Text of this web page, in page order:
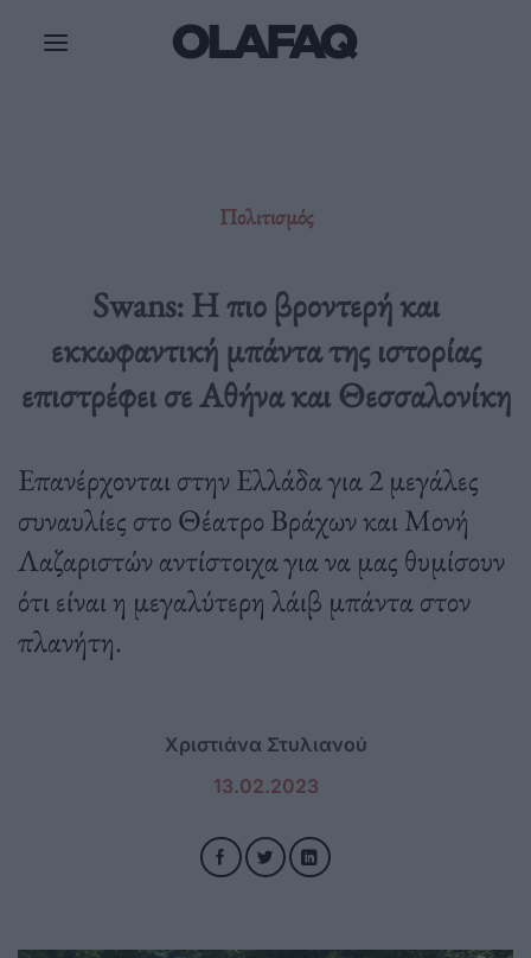
Πολιτισμός
Swans: Η πιο βροντερή και
εκκωφαντική μπάντα της ιστορίας
επιστρέφει σε Αθήνα και Θεσσαλονίκη
Eπανέρχονται στην Ελλάδα για 2 μεγάλες
συναυλίες στο Θέατρο Βράχων και Μονή
Λαζαριστών αντίστοιχα για να μας θυμίσουν
ότι είναι η μεγαλύτερη λάιβ μπάντα στον
πλανήτη.
Χριστιάνα Στυλιανού
13.02.2023